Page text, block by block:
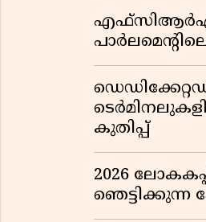
എഫ്സിആർഎ
കുതിപ്പ്
2026